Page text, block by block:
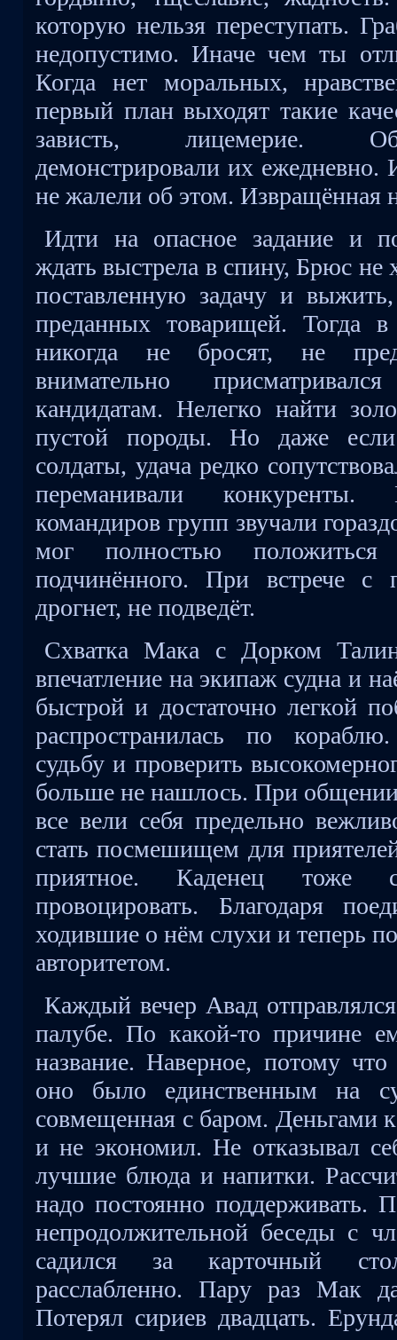
которую нельзя переступать.
недопустимо. Иначе чем ты
Когда нет моральных,
первый план выходят такие
зависть, лицемерие.
демонстрировали их ежедневно.
не жалели об этом. Извращённая
Идти на опасное задание и
ждать выстрела в спину, Брюс
поставленную задачу и
преданных товарищей. Тогда
никогда не бросят, не
внимательно
кандидатам. Нелегко найти
пустой породы. Но даже если
солдаты, удача редко
переманивали конкуренты.
командиров групп звучали
мог полностью
подчинённого. При встрече с
дрогнет, не подведёт.
Схватка Мака с Дорком
впечатление на экипаж судна и
быстрой и достаточно легкой
распространилась по
судьбу и проверить
больше не нашлось. При
все вели себя предельно
стать посмешищем для
приятное. Каденец тоже
провоцировать. Благодаря
ходившие о нём слухи и теперь
авторитетом.
Каждый вечер Авад
палубе. По какой-то причине
название. Наверное, потому
оно было единственным на
совмещенная с баром. Деньгами
и не экономил. Не отказывал
лучшие блюда и напитки.
надо постоянно поддерживать.
непродолжительной беседы с
садился за карточный
расслабленно. Пару раз Мак
Потерял сириев двадцать.